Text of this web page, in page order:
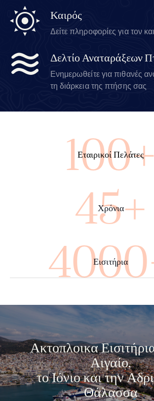
Καιρός
Δείτε πληροφορίες για τον
Δελτίο Αναταράξεων
Ενημερωθείτε για πιθανές
τη διάρκεια της πτήσης σας
100+
Εταιρικοί Πελάτες
45+
Χρόνια
Εισιτήρια
Ακτοπλοικα
Αιγαίο,
το Ιόνιο και την
Θάλασσα